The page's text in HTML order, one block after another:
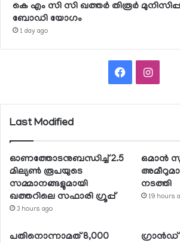
കെ എം സി സി ഖത്തര്‍ തിരൂര്‍
ബോഡി യോഗം
1 day ago
Facebook
Last Modified
ഓണത്തോടനുബന്ധിച്ച് 2.5
മില്യണ്‍ രൂപയുടെ
സമ്മാനങ്ങളുമായി
ഖത്തറിലെ സഫാരി ഗ്രൂപ്പ്
3 hours ago
ഒമാന്‍
നടത്തി
19 hours
പതിനൊന്നാമത് 8,000
ഗ്രാന്‍ഡ്